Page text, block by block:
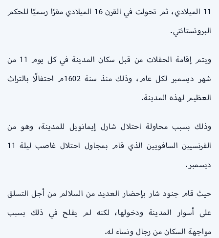
11 الميلادي، ثم تحولت في القرن 16 الميلادي مقرًا رسميًا للحكم
البروتستانتي.
ويتم إقامة الحفلات من قبل سكان المدينة في كل يوم 11 من
شهر ديسمبر لكل عام، وذلك منذ سنة 1602م احتفالًا بالتراث
العظيم لهذه المدينة.
وذلك بسبب محاولة احتلال شارل إيمانويل للمدينة، وهو من
الفرنسيين السافويين الذي قام بمجاول احتلال غاصب ليلة 11
ديسمبر.
حيث قام جنود شار بإحضار العديد من السلالم من أجل التسلق
على أسوار المدينة ودخولها، لكنه لم يفلح في ذلك بسبب
مواجهة السكان من رجال ونساء له.